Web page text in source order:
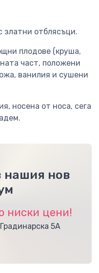
златни отблясъци.
плодове (круша,
част, положени
ванилия и сушени
носена от носа, сега
нашия нов
ниски цени!
5А